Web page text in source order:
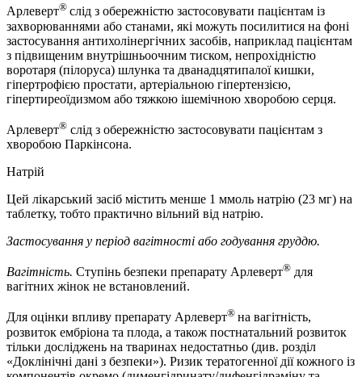
Арлеверт® слід з обережністю застосовувати пацієнтам із
захворюваннями або станами, які можуть посилитися на фоні
застосування антихолінергічних засобів, наприклад пацієнтам
з підвищеним внутрішньоочним тиском, непрохідністю
воротаря (пілоруса) шлунка та дванадцятипалої кишки,
гіпертрофією простати, артеріальною гіпертензією,
гіпертиреоїдизмом або тяжкою ішемічною хворобою серця.
Арлеверт® слід з обережністю застосовувати пацієнтам з
хворобою Паркінсона.
Натрій
Цей лікарський засіб містить менше 1 ммоль натрію (23 мг) на
таблетку, тобто практично вільний від натрію.
Застосування у період вагітності або годування груддю.
Вагітність. Ступінь безпеки препарату Арлеверт® для
вагітних жінок не встановлений.
Для оцінки впливу препарату Арлеверт® на вагітність,
розвиток ембріона та плода, а також постнатальний розвиток
тільки досліджень на тваринах недостатньо (див. розділ
«Доклінічні дані з безпеки»). Ризик тератогенної дії кожного із